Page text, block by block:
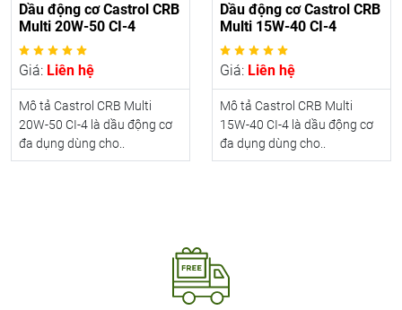
Dầu động cơ Castrol CRB
Multi 20W-50 CI-4
Giá: Liên hệ
Mô tả Castrol CRB Multi
20W-50 CI-4 là dầu động cơ
đa dụng dùng cho..
Dầu động cơ Castrol CRB
Multi 15W-40 CI-4
Giá: Liên hệ
Mô tả Castrol CRB Multi
15W-40 CI-4 là dầu động cơ
đa dụng dùng cho..